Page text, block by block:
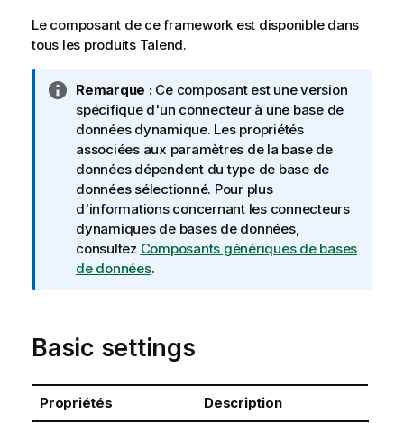
Le composant de ce framework est disponible dans
tous les produits Talend.
N
o
t
e
I
n
f
o
r
m
o
s
Remarque :Ce composant est une version
spécifique d'un connecteur à une base de
données dynamique. Les propriétés
associées aux paramètres de la base de
données dépendent du type de base de
données sélectionné. Pour plus
d'informations concernant les connecteurs
dynamiques de bases de données,
consultez Composants génériques de bases
de données.
Basic settings
Propriétés Description